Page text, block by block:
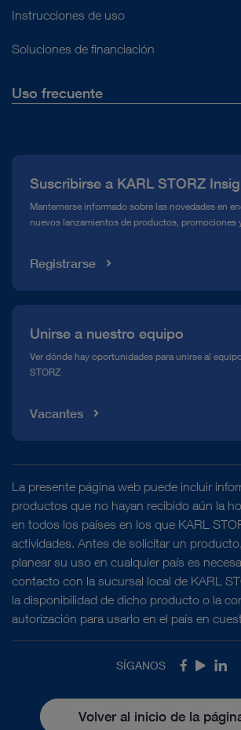
Instrucciones de uso
Soluciones de financiación
Uso frecuente
Línea de atención para el Cumplimiento
Mediateca
Suscribirse a KARL STORZ
Manternerse informado sobre las novedades en
nuevos lanzamientos de productos, promociones
Registrarse
Unirse a nuestro equipo
Ver dónde hay oportunidades para unirse al
STORZ
Vacantes
La presente página web puede incluir
productos que no hayan recibido aún la
en todos los países en los que KARL
actividades. Antes de solicitar un
planear su uso en cualquier país es
contacto con la sucursal local de KARL
la disponibilidad de dicho producto o la
autorización para usarlo en el país en
SÍGANOS Facebook
Youtube
Volver al inicio de la